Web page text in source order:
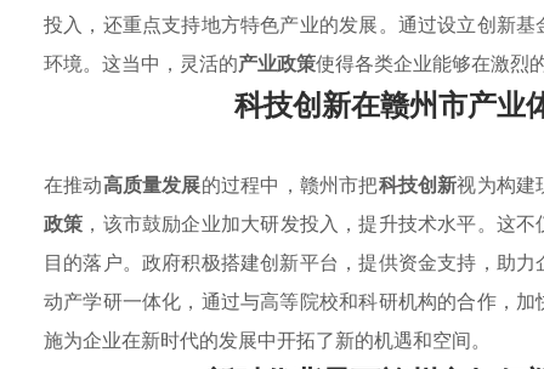
投入，还重点支持地方特色产业的发展。通过设立创新
环境。这当中，灵活的产业政策使得各类企业能够在激烈
科技创新在赣州市产业
在推动高质量发展的过程中，赣州市把科技创新视为构建
政策 ，该市鼓励企业加大研发投入，提升技术水平。这
目的落户。政府积极搭建创新平台，提供资金支持，助
动产学研一体化，通过与高等院校和科研机构的合作，
施为企业在新时代的发展中开拓了新的机遇和空间。